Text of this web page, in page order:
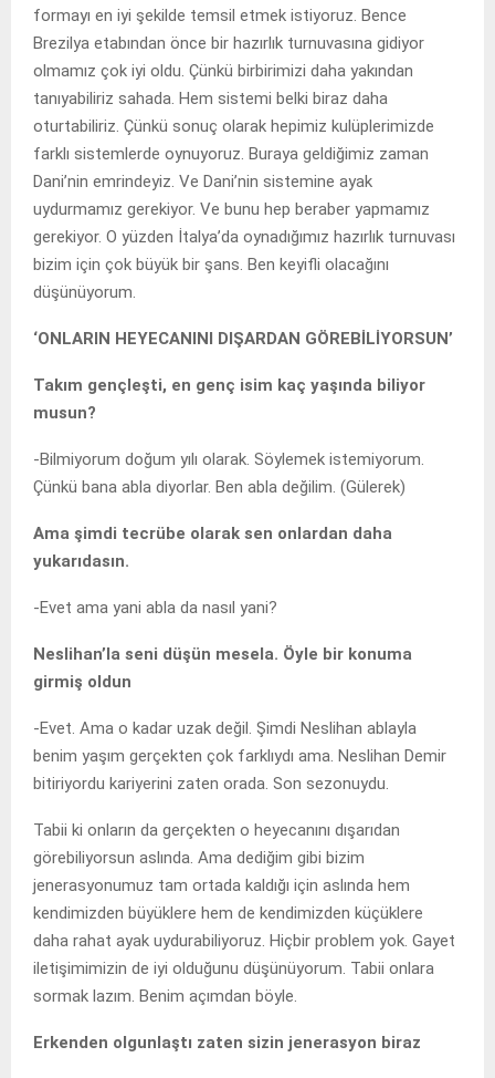
formayı en iyi şekilde temsil etmek istiyoruz. Bence
Brezilya etabından önce bir hazırlık turnuvasına gidiyor
olmamız çok iyi oldu. Çünkü birbirimizi daha yakından
tanıyabiliriz sahada. Hem sistemi belki biraz daha
oturtabiliriz. Çünkü sonuç olarak hepimiz kulüplerimizde
farklı sistemlerde oynuyoruz. Buraya geldiğimiz zaman
Dani’nin emrindeyiz. Ve Dani’nin sistemine ayak
uydurmamız gerekiyor. Ve bunu hep beraber yapmamız
gerekiyor. O yüzden İtalya’da oynadığımız hazırlık turnuvası
bizim için çok büyük bir şans. Ben keyifli olacağını
düşünüyorum.
‘ONLARIN HEYECANINI DIŞARDAN GÖREBİLİYORSUN’
Takım gençleşti, en genç isim kaç yaşında biliyor
musun?
-Bilmiyorum doğum yılı olarak. Söylemek istemiyorum.
Çünkü bana abla diyorlar. Ben abla değilim. (Gülerek)
Ama şimdi tecrübe olarak sen onlardan daha
yukarıdasın.
-Evet ama yani abla da nasıl yani?
Neslihan’la seni düşün mesela. Öyle bir konuma
girmiş oldun
-Evet. Ama o kadar uzak değil. Şimdi Neslihan ablayla
benim yaşım gerçekten çok farklıydı ama. Neslihan Demir
bitiriyordu kariyerini zaten orada. Son sezonuydu.
Tabii ki onların da gerçekten o heyecanını dışarıdan
görebiliyorsun aslında. Ama dediğim gibi bizim
jenerasyonumuz tam ortada kaldığı için aslında hem
kendimizden büyüklere hem de kendimizden küçüklere
daha rahat ayak uydurabiliyoruz. Hiçbir problem yok. Gayet
iletişimimizin de iyi olduğunu düşünüyorum. Tabii onlara
sormak lazım. Benim açımdan böyle.
Erkenden olgunlaştı zaten sizin jenerasyon biraz